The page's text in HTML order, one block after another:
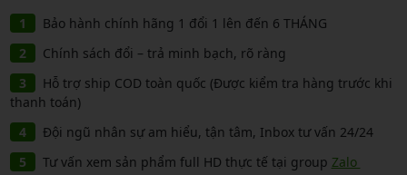
Bảo hành chính hãng 1 đổi 1 lên đến 6 THÁNG
Chính sách đổi – trả minh bạch, rõ ràng
Hỗ trợ ship COD toàn quốc (Được kiểm tra hàng trước khi
thanh toán)
Đội ngũ nhân sự am hiểu, tận tâm, Inbox tư vấn 24/24
Tư vấn xem sản phẩm full HD thực tế tại group Zalo